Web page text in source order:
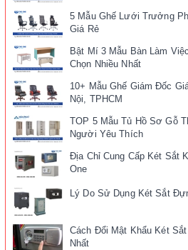
5 Mẫu Ghế Lưới Trưởng
Giá Rẻ
Bật Mí 3 Mẫu Bàn Làm
Chọn Nhiều Nhất
10+ Mẫu Ghế Giám Đốc
Nội, TPHCM
TOP 5 Mẫu Tủ Hồ Sơ Gỗ
Người Yêu Thích
Địa Chỉ Cung Cấp Két Sắt
One
Lý Do Sử Dụng Két Sắt
Cách Đổi Mật Khẩu Két
Nhất